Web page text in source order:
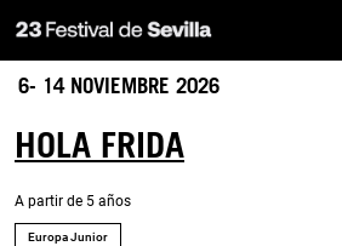
Pasar
al
contenido
6- 14 NOVIEMBRE 2026
Europa Junior
HOLA FRIDA
A partir de 5 años